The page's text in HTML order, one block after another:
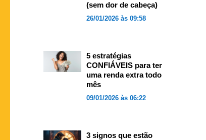
(sem dor de cabeça)
26/01/2026 às 09:58
5 estratégias
CONFIÁVEIS para ter
uma renda extra todo
mês
09/01/2026 às 06:22
3 signos que estão